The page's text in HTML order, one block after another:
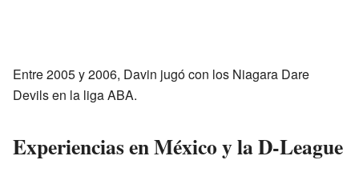
Entre 2005 y 2006, Davin jugó con los Niagara Dare
Devils en la liga ABA.
Experiencias en México y la D-League